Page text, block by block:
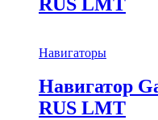
Навигаторы
Навигатор
RUS LMT